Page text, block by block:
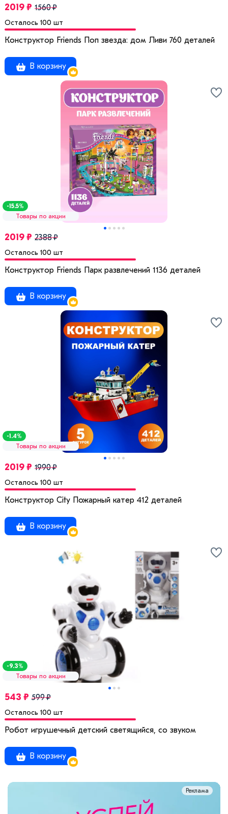
2019 ₽ 1560 ₽
Осталось 100 шт
Конструктор Friends Поп звезда: дом Ливи 760 деталей
В корзину
-15.5%
Товары по акции
2019 ₽ 2388 ₽
Осталось 100 шт
Конструктор Friends Парк развлечений 1136 деталей
В корзину
-1.4%
Товары по акции
2019 ₽ 1990 ₽
Осталось 100 шт
Конструктор City Пожарный катер 412 деталей
В корзину
-9.3%
Товары по акции
543 ₽ 599 ₽
Осталось 100 шт
Робот игрушечный детский светящийся, со звуком
В корзину
Реклама